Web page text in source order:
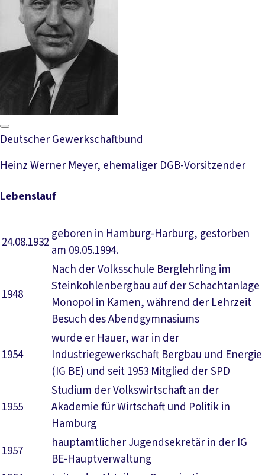
Deutscher Gewerkschaftbund
Heinz Werner Meyer, ehemaliger DGB-Vorsitzender
Lebenslauf
24.08.1932
geboren in Hamburg-Harburg, gestorben
am 09.05.1994.
1948
Nach der Volksschule Berglehrling im
Steinkohlenbergbau auf der Schachtanlage
Monopol in Kamen, während der Lehrzeit
Besuch des Abendgymnasiums
1954
wurde er Hauer, war in der
Industriegewerkschaft Bergbau und Energie
(IG BE) und seit 1953 Mitglied der SPD
1955
Studium der Volkswirtschaft an der
Akademie für Wirtschaft und Politik in
Hamburg
1957
hauptamtlicher Jugendsekretär in der IG
BE-Hauptverwaltung